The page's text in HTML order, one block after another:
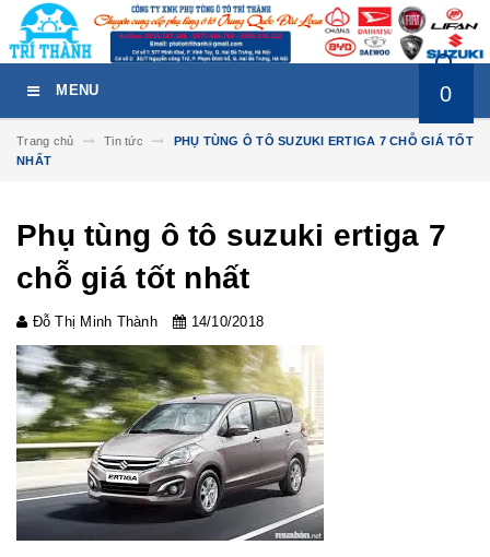
MENU 0
Trang chủ Tin tức
PHỤ TÙNG Ô TÔ SUZUKI ERTIGA 7 CHỖ GIÁ TỐT
NHẤT
Phụ tùng ô tô suzuki ertiga 7
chỗ giá tốt nhất
Đỗ Thị Minh Thành 14/10/2018